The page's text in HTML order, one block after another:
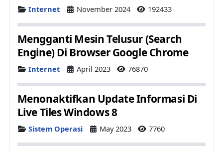
Details
Internet November 2024 192433
Mengganti Mesin Telusur (Search
Engine) Di Browser Google Chrome
Details
Internet April 2023 76870
Menonaktifkan Update Informasi Di
Live Tiles Windows 8
Details
Sistem Operasi May 2023 7760